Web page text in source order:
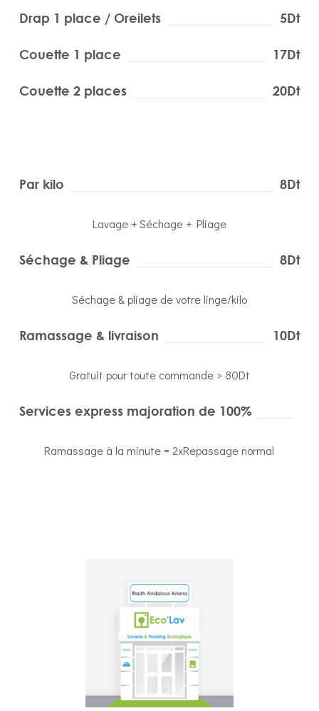
Drap 1 place / Oreilets 5Dt
Couette 1 place 17Dt
Couette 2 places 20Dt
Par kilo 8Dt
Lavage + Séchage + Pliage
Séchage & Pliage 8Dt
Séchage & pliage de votre linge/kilo
Ramassage & livraison 10Dt
Gratuit pour toute commande > 80Dt
Services express majoration de 100%
Ramassage à la minute = 2xRepassage normal